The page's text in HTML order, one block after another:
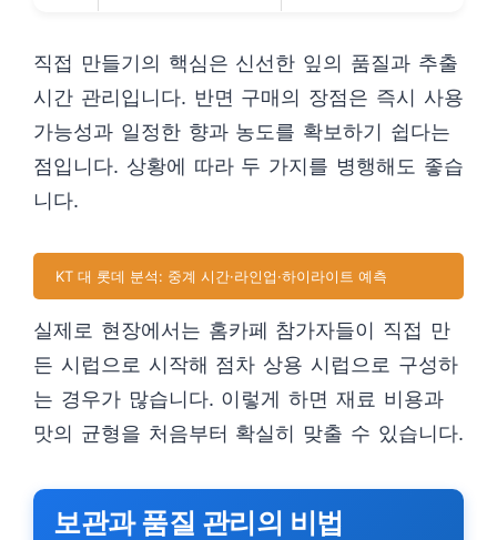
직접 만들기의 핵심은 신선한 잎의 품질과 추출
시간 관리입니다. 반면 구매의 장점은 즉시 사용
가능성과 일정한 향과 농도를 확보하기 쉽다는
점입니다. 상황에 따라 두 가지를 병행해도 좋습
니다.
KT 대 롯데 분석: 중계 시간·라인업·하이라이트 예측
실제로 현장에서는 홈카페 참가자들이 직접 만
든 시럽으로 시작해 점차 상용 시럽으로 구성하
는 경우가 많습니다. 이렇게 하면 재료 비용과
맛의 균형을 처음부터 확실히 맞출 수 있습니다.
보관과 품질 관리의 비법